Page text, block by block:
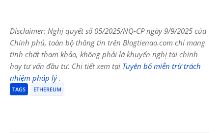
Disclaimer: Nghị quyết số 05/2025/NQ-CP ngày 9/9/2025 của
Chính phủ, toàn bộ thông tin trên Blogtienao.com chỉ mang
tính chất tham khảo, không phải là khuyến nghị tài chính
hay tư vấn đầu tư. Chi tiết xem tại Tuyên bố miễn trừ trách
nhiệm pháp lý.
TAGS ETHEREUM